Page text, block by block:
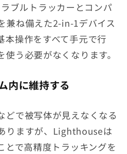
ブルトラッカーとコンパ
兼ね備えた2-in-1デバイス
本操作をすべて手元で行
う必要がなくなります。
内に維持する
どで被写体が見えなくなる
りますが、Lighthouseは
とで高精度トラッキングを